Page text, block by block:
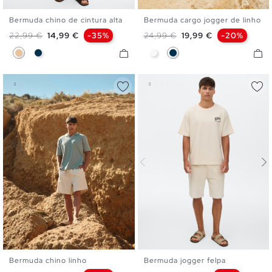
Bermuda chino de cintura alta
Preço normal
22,99 € Preço
14,99 € -35%
BegeAzul Marinho
M L
Bermuda cargo jogger de linho
Preço normal
24,99 € Preço
19,99 € -20%
BrancoAzul Marinho
L XL
Bermuda chino linho
S L XL
Bermuda jogger felpa